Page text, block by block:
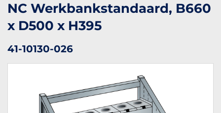
NC Werkbankstandaard, B660
x D500 x H395
41-10130-026